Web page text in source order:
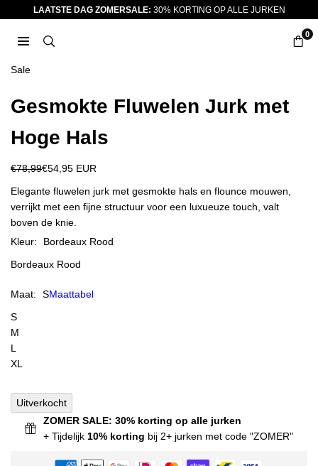
naar
inhoud
LAATSTE DAG ZOMERSALE: 30% KORTING OP ALLE JURKEN
0
Sale
Gesmokte Fluwelen Jurk met
Hoge Hals
Reguliere
prijs
€78,99€54,95 EUR
Elegante fluwelen jurk met gesmokte hals en flounce mouwen,
verrijkt met een fijne structuur voor een luxueuze touch, valt
boven de knie.
Kleur:
Bordeaux Rood
Bordeaux Rood
Maat: SMaattabel
S
M
L
XL
Uitverkocht
ZOMER SALE: 30% korting op alle jurken
+ Tijdelijk 10% korting bij 2+ jurken met code "ZOMER"